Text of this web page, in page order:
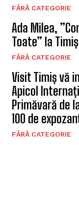
FĂRĂ CATEGORIE
Ada Milea,
Toate” la
FĂRĂ CATEGORIE
Visit Timiș vă
Apicol
Primăvară de
100 de
FĂRĂ CATEGORIE